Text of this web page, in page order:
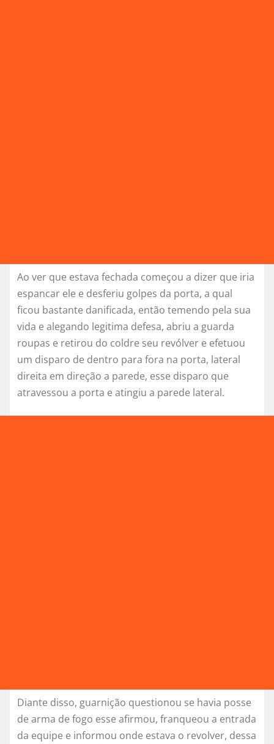
Ao ver que estava fechada começou a dizer que iria
espancar ele e desferiu golpes da porta, a qual
ficou bastante danificada, então temendo pela sua
vida e alegando legitima defesa, abriu a guarda
roupas e retirou do coldre seu revólver e efetuou
um disparo de dentro para fora na porta, lateral
direita em direção a parede, esse disparo que
atravessou a porta e atingiu a parede lateral.
Diante disso, guarnição questionou se havia posse
de arma de fogo esse afirmou, franqueou a entrada
da equipe e informou onde estava o revolver, dessa